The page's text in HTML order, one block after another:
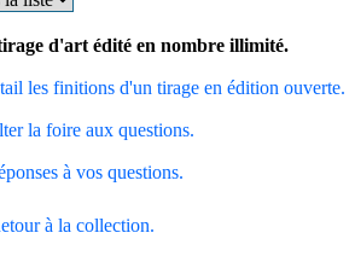
d'art édité en nombre illimité.
les finitions d'un tirage en édition ouverte.
la foire aux questions.
à vos questions.
à la collection.